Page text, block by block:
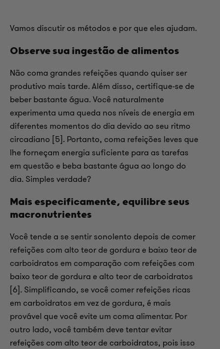
Vamos discutir os métodos e por que eles ajudam.
Observe sua ingestão de alimentos
Não coma grandes refeições quando quiser ser
produtivo mais tarde. Além disso, certifique-se de
beber bastante água. Você naturalmente
experimenta uma queda nos níveis de energia em
diferentes momentos do dia devido ao seu ritmo
circadiano [5]. Portanto, coma refeições leves que
lhe forneçam energia suficiente para as tarefas
em questão e beba bastante água ao longo do
dia. Simples verdade?
Mais especificamente, equilibre seus
macronutrientes
Você tende a se sentir sonolento depois de comer
refeições com alto teor de gordura e baixo teor de
carboidratos em comparação com refeições com
baixo teor de gordura e alto teor de carboidratos
[6]. Simplificando, se você comer refeições ricas
em carboidratos em vez de gordura, é mais
provável que você evite um coma alimentar. Por
outro lado, você também deve tentar evitar
refeições com alto teor de carboidratos, pois isso